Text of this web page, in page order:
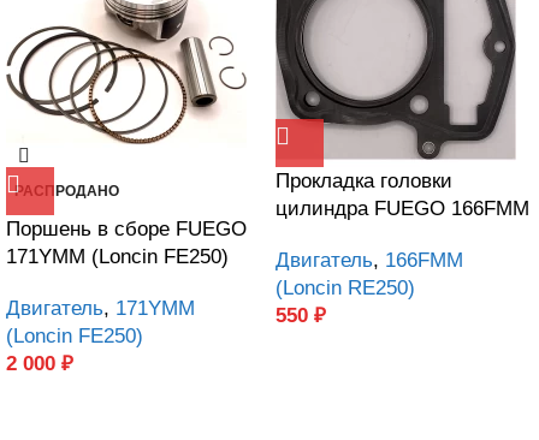
РАСПРОДАНО
Поршень в сборе FUEGO
171YMM (Loncin FE250)
Двигатель, 171YMM
(Loncin FE250)
2 000 ₽
Прокладка головки
цилиндра FUEGO 166FMM
Двигатель, 166FMM
(Loncin RE250)
550 ₽